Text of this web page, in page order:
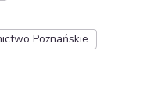
Poznańskie